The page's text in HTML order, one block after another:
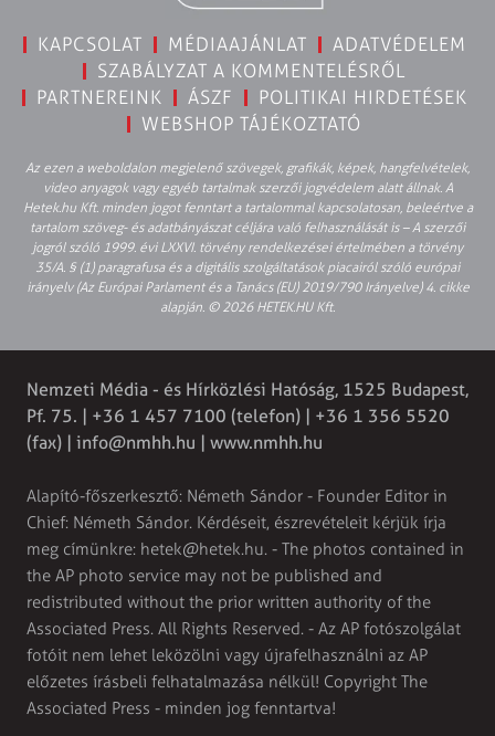
KAPCSOLAT MÉDIAAJÁNLAT
ADATVÉDELEM
SZABÁLYZAT A KOMMENTELÉSRŐL
PARTNEREINK
ÁSZF
POLITIKAI HIRDETÉSEK
WEBSHOP TÁJÉKOZTATÓ
Az ezen a weboldalon megjelenő szövegek, grafikák, képek, hangfelvételek,
video anyagok vagy egyéb tartalmak szerzői jogvédelem alatt állnak. A
Hetek.hu Kft. minden jogot fenntart a tartalommal kapcsolatosan, beleértve a
tartalom szöveg- és adatbányászat céljára való felhasználását is – A szerzői
jogról szóló 1999. évi LXXVI. törvény rendelkezései értelmében a törvény
35/A. § (1) paragrafusa és a digitális szolgáltatások piacairól szóló európai
irányelv (Az Európai Parlament és a Tanács (EU) 2019/790 Irányelve) 4. cikke
alapján. © 2026 HETEK.HU Kft.
Nemzeti Média - és Hírközlési Hatóság, 1525 Budapest,
Pf. 75. | +36 1 457 7100 (telefon) | +36 1 356 5520
(fax) | info@nmhh.hu | www.nmhh.hu
Alapító-főszerkesztő: Németh Sándor - Founder Editor in
Chief: Németh Sándor. Kérdéseit, észrevételeit kérjük írja
meg címünkre: hetek@hetek.hu. - The photos contained in
the AP photo service may not be published and
redistributed without the prior written authority of the
Associated Press. All Rights Reserved. - Az AP fotószolgálat
fotóit nem lehet leközölni vagy újrafelhasználni az AP
előzetes írásbeli felhatalmazása nélkül! Copyright The
Associated Press - minden jog fenntartva!